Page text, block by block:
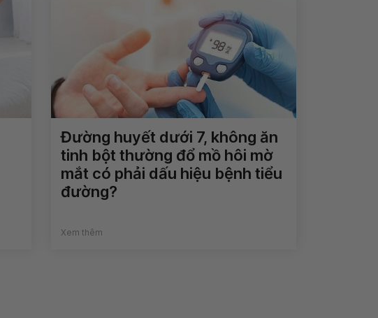
Đường huyết dưới 7, không ăn
tinh bột thường đổ mồ hôi mờ
mắt có phải dấu hiệu bệnh tiểu
đường?
Xem thêm